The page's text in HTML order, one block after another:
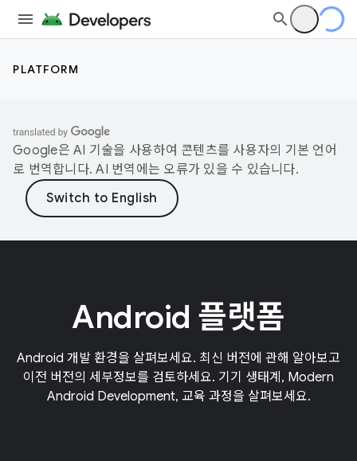
PLATFORM
Google은 AI 기술을 사용하여 콘텐츠를 사용자의 기본 언어
로 번역합니다. AI 번역에는 오류가 있을 수 있습니다.
Android 플랫폼
Android 개발 환경을 살펴보세요. 최신 버전에 관해 알아보고
이전 버전의 세부정보를 검토하세요. 기기 생태계, Modern
Android Development, 교육 과정을 살펴보세요.